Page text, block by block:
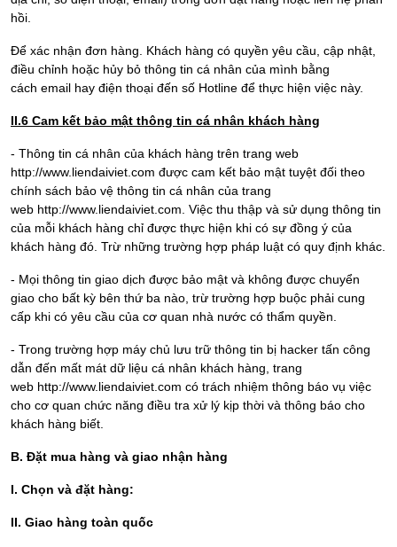
hồi.
Để xác nhận đơn hàng. Khách hàng có quyền yêu cầu, cập nhật,
điều chỉnh hoặc hủy bỏ thông tin cá nhân của mình bằng
cách email hay điện thoại đến số Hotline để thực hiện việc này.
II.6 Cam kết bảo mật thông tin cá nhân khách hàng
- Thông tin cá nhân của khách hàng trên trang web
http://www.liendaiviet.com được cam kết bảo mật tuyệt đối theo
chính sách bảo vệ thông tin cá nhân của trang
web http://www.liendaiviet.com. Việc thu thập và sử dụng thông tin
của mỗi khách hàng chỉ được thực hiện khi có sự đồng ý của
khách hàng đó. Trừ những trường hợp pháp luật có quy định khác.
- Mọi thông tin giao dịch được bảo mật và không được chuyển
giao cho bất kỳ bên thứ ba nào, trừ trường hợp buộc phải cung
cấp khi có yêu cầu của cơ quan nhà nước có thẩm quyền.
- Trong trường hợp máy chủ lưu trữ thông tin bị hacker tấn công
dẫn đến mất mát dữ liệu cá nhân khách hàng, trang
web http://www.liendaiviet.com có trách nhiệm thông báo vụ việc
cho cơ quan chức năng điều tra xử lý kịp thời và thông báo cho
khách hàng biết.
B. Đặt mua hàng và giao nhận hàng
I. Chọn và đặt hàng:
II. Giao hàng toàn quốc